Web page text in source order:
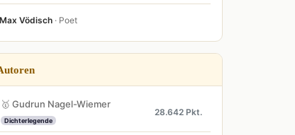
Max Vödisch · Poet
🥇 Gudrun Nagel-Wiemer
Dichterlegende
28.642 Pkt.